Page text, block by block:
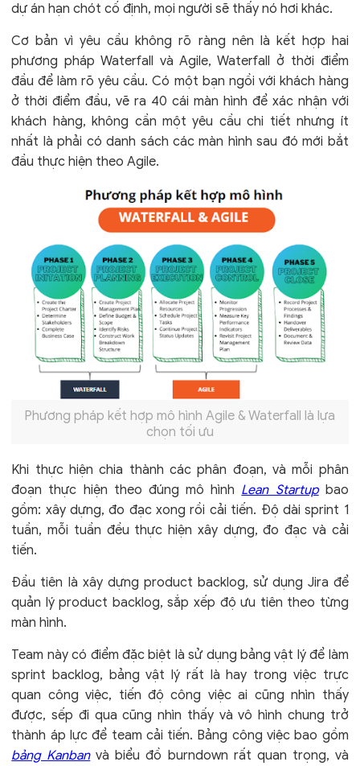
dự án hạn chót cố định, mọi người sẽ thấy nó hơi khác.
Cơ bản vì yêu cầu không rõ ràng nên là kết hợp hai
phương pháp Waterfall và Agile, Waterfall ở thời điểm
đầu để làm rõ yêu cầu. Có một bạn ngồi với khách hàng
ở thời điểm đầu, vẽ ra 40 cái màn hình để xác nhận với
khách hàng, không cần một yêu cầu chi tiết nhưng ít
nhất là phải có danh sách các màn hình sau đó mới bắt
đầu thực hiện theo Agile.
Phương pháp kết hợp mô hình Agile & Waterfall là lựa
chọn tối ưu
Khi thực hiện chia thành các phân đoạn, và mỗi phân
đoạn thực hiện theo đúng mô hình Lean Startupbao
gồm: xây dựng, đo đạc xong rồi cải tiến. Độ dài sprint 1
tuần, mỗi tuần đều thực hiện xây dựng, đo đạc và cải
tiến.
Đầu tiên là xây dựng product backlog, sử dụng Jira để
quản lý product backlog, sắp xếp độ ưu tiên theo từng
màn hình.
Team này có điểm đặc biệt là sử dụng bảng vật lý để làm
sprint backlog, bảng vật lý rất là hay trong việc trực
quan công việc, tiến độ công việc ai cũng nhìn thấy
được, sếp đi qua cũng nhìn thấy và vô hình chung trở
thành áp lực để team cải tiến. Bảng công việc bao gồm
bảng Kanbanvà biểu đồ burndown rất quan trọng, và